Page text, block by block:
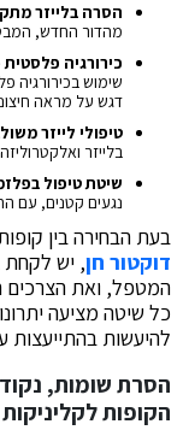
הסרה בלייזר
מהדור החדש,
כירורגיה פלסטית
שימוש בכירורגיה
דגש על מראה
טיפולי לייזר
בלייזר
שיטת טיפול
נגעים קטנים, עם
בעת הבחירה בין
דוקטור חן, יש לקחת
המטפל, ואת הצרכים
כל שיטה מציעה
להיעשות
הסרת שומות,
הקופות